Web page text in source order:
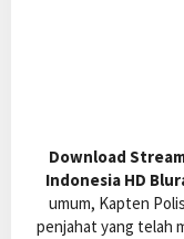
Download
Indonesia HD
umum, Kapten
penjahat yang telah